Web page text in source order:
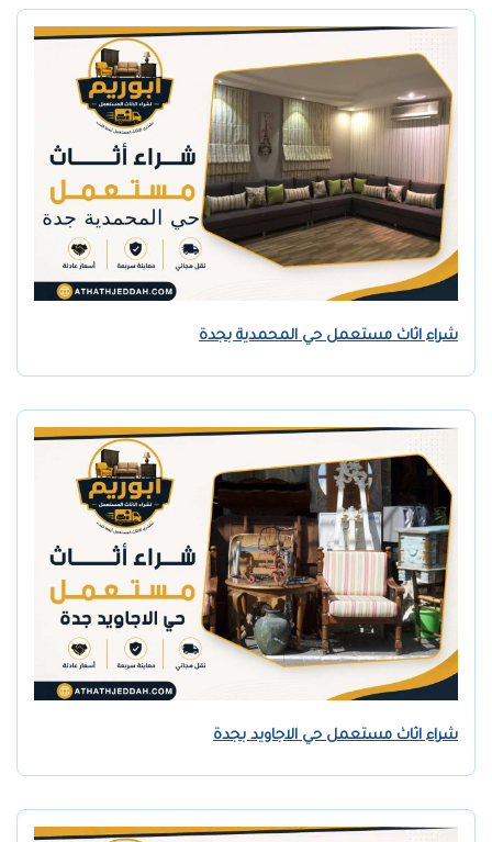
شراء اثاث مستعمل حي المحمدية بجدة
شراء اثاث مستعمل حي الاجاويد بجدة